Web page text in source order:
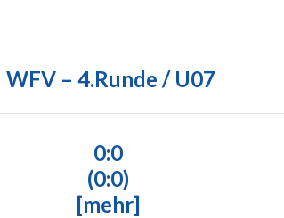
WFV – 4.Runde / U07
0:0
(0:0)
[mehr]